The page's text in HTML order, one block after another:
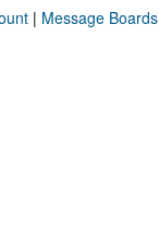
| Message Boards